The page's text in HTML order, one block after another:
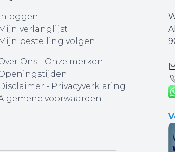
verlanglijst
bestelling volgen
Ons- Onze merken
- Privacyverklaring
voorwaarden